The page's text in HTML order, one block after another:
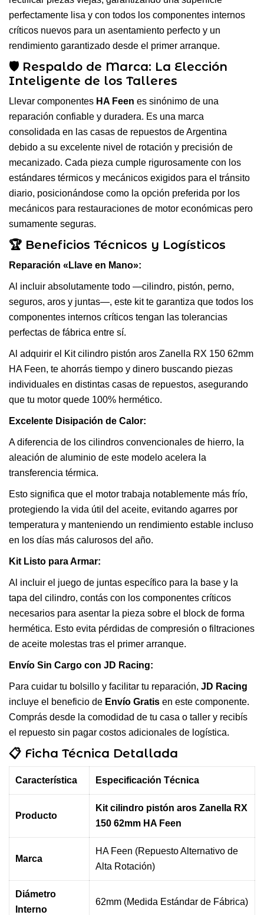
perfectamente lisa y con todos los componentes internos
críticos nuevos para un asentamiento perfecto y un
rendimiento garantizado desde el primer arranque.
🛡️ Respaldo de Marca: La Elección
Inteligente de los Talleres
Llevar componentes HA Feen es sinónimo de una
reparación confiable y duradera. Es una marca
consolidada en las casas de repuestos de Argentina
debido a su excelente nivel de rotación y precisión de
mecanizado. Cada pieza cumple rigurosamente con los
estándares térmicos y mecánicos exigidos para el tránsito
diario, posicionándose como la opción preferida por los
mecánicos para restauraciones de motor económicas pero
sumamente seguras.
🏆 Beneficios Técnicos y Logísticos
Reparación «Llave en Mano»:
Al incluir absolutamente todo —cilindro, pistón, perno,
seguros, aros y juntas—, este kit te garantiza que todos los
componentes internos críticos tengan las tolerancias
perfectas de fábrica entre sí.
Al adquirir el Kit cilindro pistón aros Zanella RX 150 62mm
HA Feen, te ahorrás tiempo y dinero buscando piezas
individuales en distintas casas de repuestos, asegurando
que tu motor quede 100% hermético.
Excelente Disipación de Calor:
A diferencia de los cilindros convencionales de hierro, la
aleación de aluminio de este modelo acelera la
transferencia térmica.
Esto significa que el motor trabaja notablemente más frío,
protegiendo la vida útil del aceite, evitando agarres por
temperatura y manteniendo un rendimiento estable incluso
en los días más calurosos del año.
Kit Listo para Armar:
Al incluir el juego de juntas específico para la base y la
tapa del cilindro, contás con los componentes críticos
necesarios para asentar la pieza sobre el block de forma
hermética. Esto evita pérdidas de compresión o filtraciones
de aceite molestas tras el primer arranque.
Envío Sin Cargo con JD Racing:
Para cuidar tu bolsillo y facilitar tu reparación, JD Racing
incluye el beneficio de Envío Gratis en este componente.
Comprás desde la comodidad de tu casa o taller y recibís
el repuesto sin pagar costos adicionales de logística.
📋 Ficha Técnica Detallada
Característica Especificación Técnica
Producto
Kit cilindro pistón aros Zanella RX
150 62mm HA Feen
Marca
HA Feen (Repuesto Alternativo de
Alta Rotación)
Diámetro
Interno
62mm (Medida Estándar de Fábrica)